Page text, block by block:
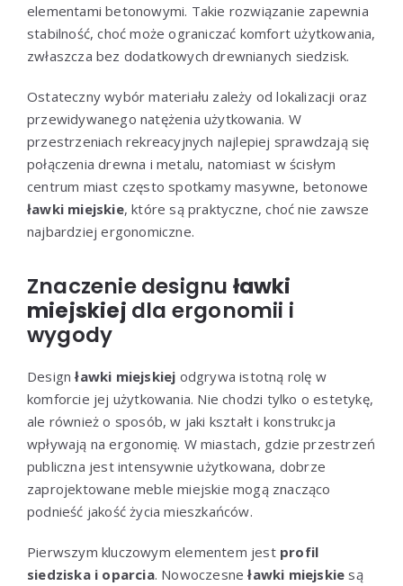
elementami betonowymi. Takie rozwiązanie zapewnia
stabilność, choć może ograniczać komfort użytkowania,
zwłaszcza bez dodatkowych drewnianych siedzisk.
Ostateczny wybór materiału zależy od lokalizacji oraz
przewidywanego natężenia użytkowania. W
przestrzeniach rekreacyjnych najlepiej sprawdzają się
połączenia drewna i metalu, natomiast w ścisłym
centrum miast często spotkamy masywne, betonowe
ławki miejskie, które są praktyczne, choć nie zawsze
najbardziej ergonomiczne.
Znaczenie designu ławki
miejskiej dla ergonomii i
wygody
Designławki miejskiej odgrywa istotną rolę w
komforcie jej użytkowania. Nie chodzi tylko o estetykę,
ale również o sposób, w jaki kształt i konstrukcja
wpływają na ergonomię. W miastach, gdzie przestrzeń
publiczna jest intensywnie użytkowana, dobrze
zaprojektowane meble miejskie mogą znacząco
podnieść jakość życia mieszkańców.
Pierwszym kluczowym elementem jest profil
siedziska i oparcia. Nowoczesneławki miejskie są